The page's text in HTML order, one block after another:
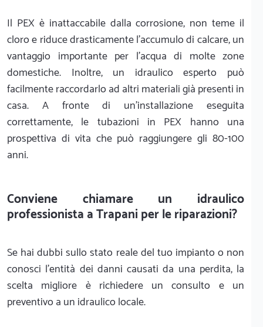
Il PEX è inattaccabile dalla corrosione, non teme il
cloro e riduce drasticamente l'accumulo di calcare, un
vantaggio importante per l'acqua di molte zone
domestiche. Inoltre, un idraulico esperto può
facilmente raccordarlo ad altri materiali già presenti in
casa. A fronte di un'installazione eseguita
correttamente, le tubazioni in PEX hanno una
prospettiva di vita che può raggiungere gli 80-100
anni.
Conviene chiamare un idraulico
professionista a Trapani per le riparazioni?
Se hai dubbi sullo stato reale del tuo impianto o non
conosci l'entità dei danni causati da una perdita, la
scelta migliore è richiedere un consulto e un
preventivo a un idraulico locale.